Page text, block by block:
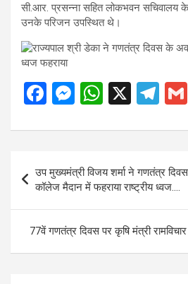
सी.आर. प्रसन्ना सहित लोकभवन सचिवालय के
उनके परिजन उपस्थित थे।
F
ce
o
o
k
M
se
n
g
er
W
at
A
p
p
X
T
e
gr
a
m
navigation
उप मुख्यमंत्री विजय शर्मा ने गणतंत्र
कॉलेज मैदान में फहराया राष्ट्रीय ध्वज….
77वें गणतंत्र दिवस पर कृषि मंत्री